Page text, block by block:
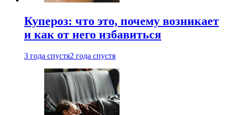
Купероз: что это, почему возникает
и как от него избавиться
3 года спустя2 года спустя